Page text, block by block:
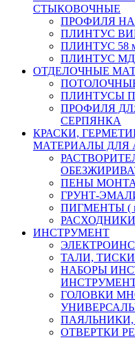
СТЫКОВОЧНЫЕ
ПРОФИЛЯ
ПЛИНТУС
ПЛИНТУС 58
ПЛИНТУС
ОТДЕЛОЧНЫЕ
ПЛИНТУСЫ
ПРОФИЛЯ
СЕРПЯНКА
КРАСКИ,
МАТЕРИАЛЫ ДЛЯ
ПЕНЫ
ГРУНТ-
ПИГМЕНТЫ (
ИНСТРУМЕНТ
ТАЛИ, ТИСКИ
НАБОРЫ
ГОЛОВКИ
ОТВЕРТКИ